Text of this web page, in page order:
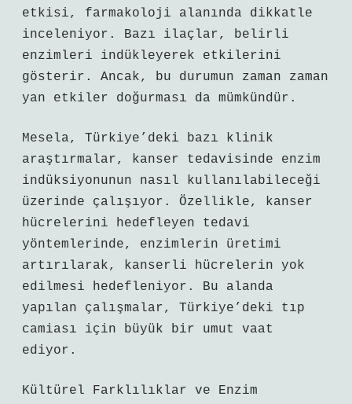
etkisi, farmakoloji alanında dikkatle
inceleniyor. Bazı ilaçlar, belirli
enzimleri indükleyerek etkilerini
gösterir. Ancak, bu durumun zaman zaman
yan etkiler doğurması da mümkündür.
Mesela, Türkiye’deki bazı klinik
araştırmalar, kanser tedavisinde enzim
indüksiyonunun nasıl kullanılabileceği
üzerinde çalışıyor. Özellikle, kanser
hücrelerini hedefleyen tedavi
yöntemlerinde, enzimlerin üretimi
artırılarak, kanserli hücrelerin yok
edilmesi hedefleniyor. Bu alanda
yapılan çalışmalar, Türkiye’deki tıp
camiası için büyük bir umut vaat
ediyor.
Kültürel Farklılıklar ve Enzim